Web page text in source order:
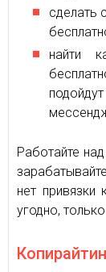
сделать
найти
Работайте
нет
угодно,